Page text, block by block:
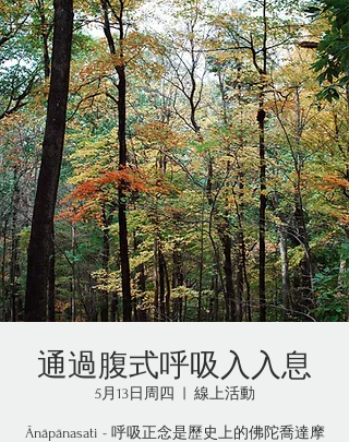
通過腹式呼吸入入息
5月13日周四 線上活動
Ānāpānasati - 呼吸正念是歷史上的佛陀喬達摩